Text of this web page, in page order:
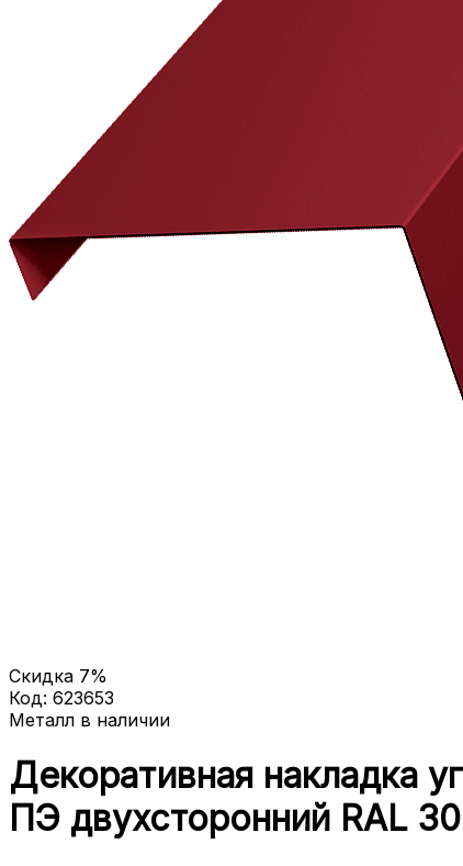
Скидка 7%
Код: 623653
Металл в наличии
Декоративная накладка
ПЭ двухсторонний RAL